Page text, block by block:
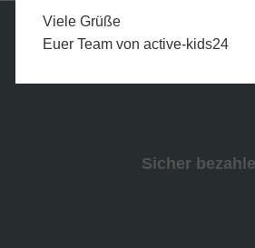
Sicher
Viele Grüße
Euer Team von active-kids24